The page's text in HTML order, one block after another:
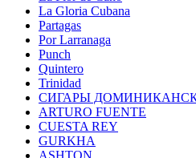
La Gloria Cubana
Partagas
Por Larranaga
Punch
Quintero
Trinidad
СИГАРЫ
ARTURO FUENTE
CUESTA REY
GURKHA
ASHTON